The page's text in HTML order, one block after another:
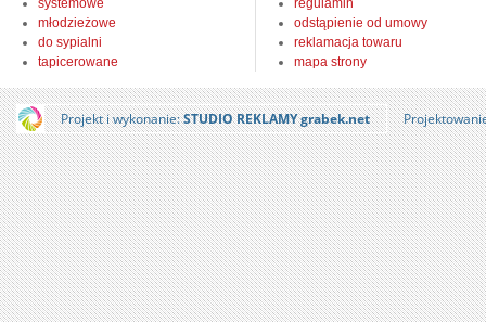
systemowe
młodzieżowe
do sypialni
tapicerowane
regulamin
odstąpienie od umowy
reklamacja towaru
mapa strony
Projekt i wykonanie:STUDIO REKLAMY grabek.net